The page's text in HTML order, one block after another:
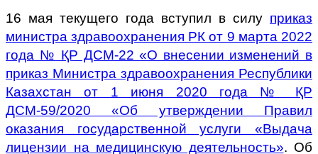
16 мая текущего года вступил в силу приказ
министра здравоохранения РК от 9 марта 2022
года № ҚР ДСМ-22 «О внесении изменений в
приказ Министра здравоохранения Республики
Казахстан от 1 июня 2020 года № ҚР
ДСМ-59/2020 «Об утверждении Правил
оказания государственной услуги «Выдача
лицензии на медицинскую деятельность». Об